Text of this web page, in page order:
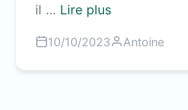
il … Lire plus
10/10/2023 Antoine